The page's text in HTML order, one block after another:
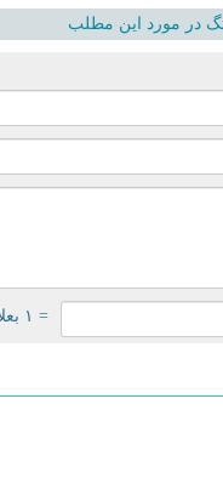
در مورد این مطلب
= ۱ بعلاوه ۳